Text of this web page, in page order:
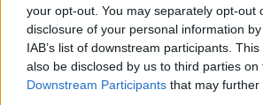
your opt-out. You may separately opt-out
disclosure of your personal information
IAB’s list of downstream participants.
also be disclosed by us to third parties on
Downstream Participants that may